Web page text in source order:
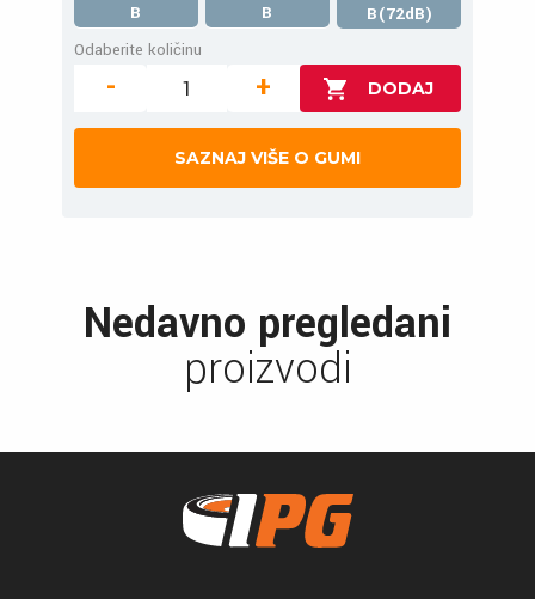
B B
B(72dB)
Odaberite količinu
- +
SAZNAJ VIŠE O GUMI
Nedavno pregledani
proizvodi